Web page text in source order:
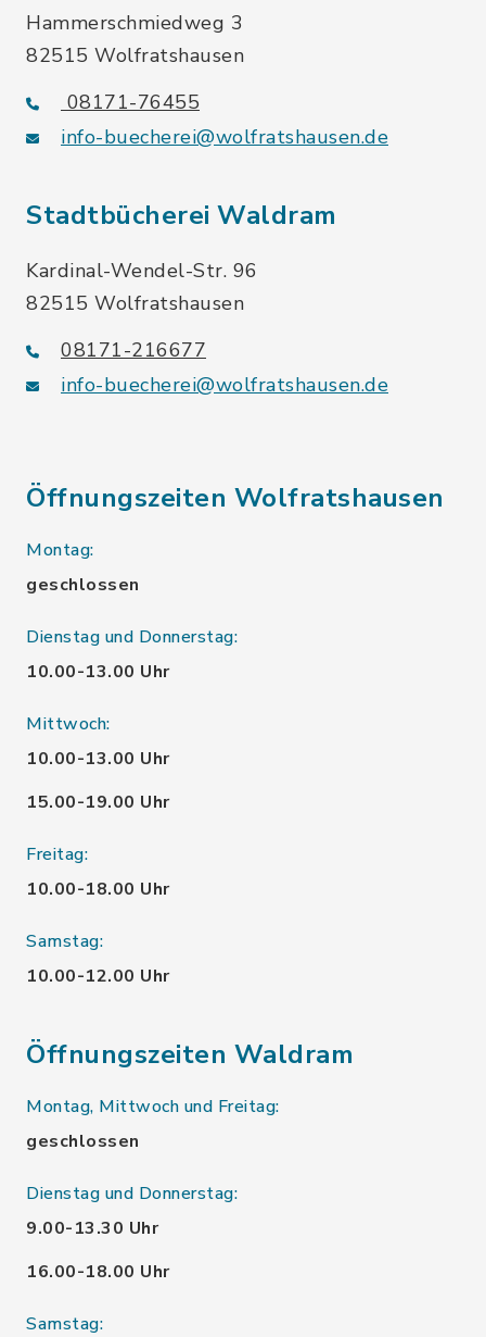
Hammerschmiedweg 3
82515 Wolfratshausen
08171-76455
info-buecherei@wolfratshausen.de
Stadtbücherei Waldram
Kardinal-Wendel-Str. 96
82515 Wolfratshausen
08171-216677
info-buecherei@wolfratshausen.de
Öffnungszeiten Wolfratshausen
Montag:
geschlossen
Dienstag und Donnerstag:
10.00-13.00 Uhr
Mittwoch:
10.00-13.00 Uhr
15.00-19.00 Uhr
Freitag:
10.00-18.00 Uhr
Samstag:
10.00-12.00 Uhr
Öffnungszeiten Waldram
Montag, Mittwoch und Freitag:
geschlossen
Dienstag und Donnerstag:
9.00-13.30 Uhr
16.00-18.00 Uhr
Samstag: